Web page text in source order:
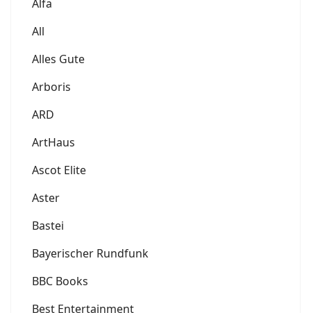
Alfa
All
Alles Gute
Arboris
ARD
ArtHaus
Ascot Elite
Aster
Bastei
Bayerischer Rundfunk
BBC Books
Best Entertainment